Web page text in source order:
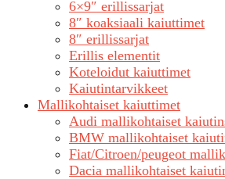
6×9″ erillissarjat
8″ koaksiaali kaiuttimet
8″ erillissarjat
Erillis elementit
Koteloidut kaiuttimet
Kaiutintarvikkeet
Mallikohtaiset kaiuttimet
Audi mallikohtaiset
BMW mallikohtaiset
Fiat/Citroen/peugeot
Dacia mallikohtaiset